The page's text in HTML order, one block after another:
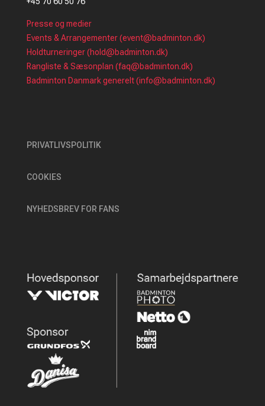
Presse og medier
Events & Arrangementer (event@badminton.dk)
Holdturneringer (hold@badminton.dk)
Rangliste & Sæsonplan (faq@badminton.dk)
Badminton Danmark generelt (info@badminton.dk)
PRIVATLIVSPOLITIK
COOKIES
NYHEDSBREV FOR FANS